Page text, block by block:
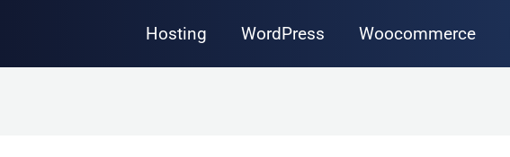
Hosting WordPress Woocommerce